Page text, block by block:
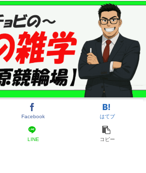
Facebook はてブ
LINE コピー